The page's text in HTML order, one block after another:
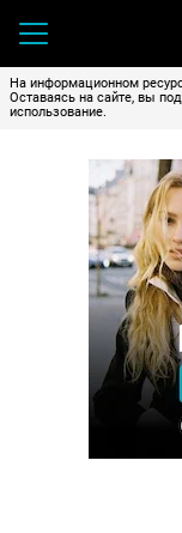
На информационном
Оставаясь на сайте, вы
использование.